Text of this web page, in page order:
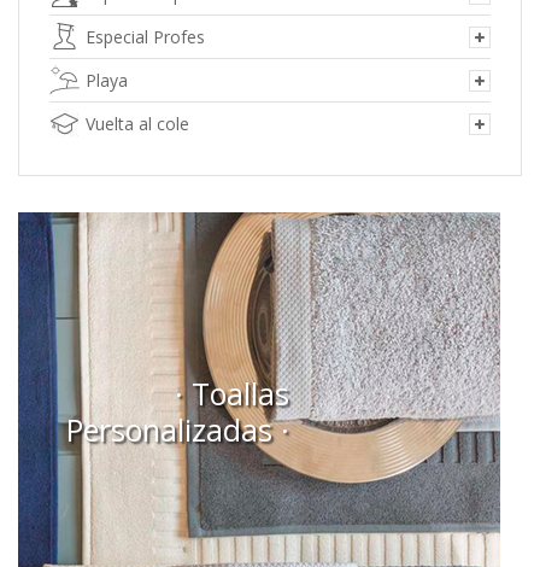
Especial Profes
Playa
Vuelta al cole
· Toallas
Personalizadas ·